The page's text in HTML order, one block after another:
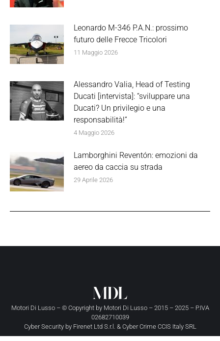
Leonardo M-346 P.A.N.: prossimo
futuro delle Frecce Tricolori
11 Maggio 2026
Alessandro Valia, Head of Testing
Ducati [intervista]: “sviluppare una
Ducati? Un privilegio e una
responsabilità!”
4 Maggio 2026
Lamborghini Reventón: emozioni da
aereo da caccia su strada
29 Aprile 2026
Motori Di Lusso – © Copyright by Motori Di Lusso– 2015 – 2025 – P.IVA
02682710039
Cyber Security by Firenet Ltd S.r.l. & Cyber Crime CCIS Italy SRL